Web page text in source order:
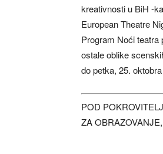
kreativnosti u BiH -
European Theatre
Program Noći
ostale oblike
do petka, 25.
POD
ZA